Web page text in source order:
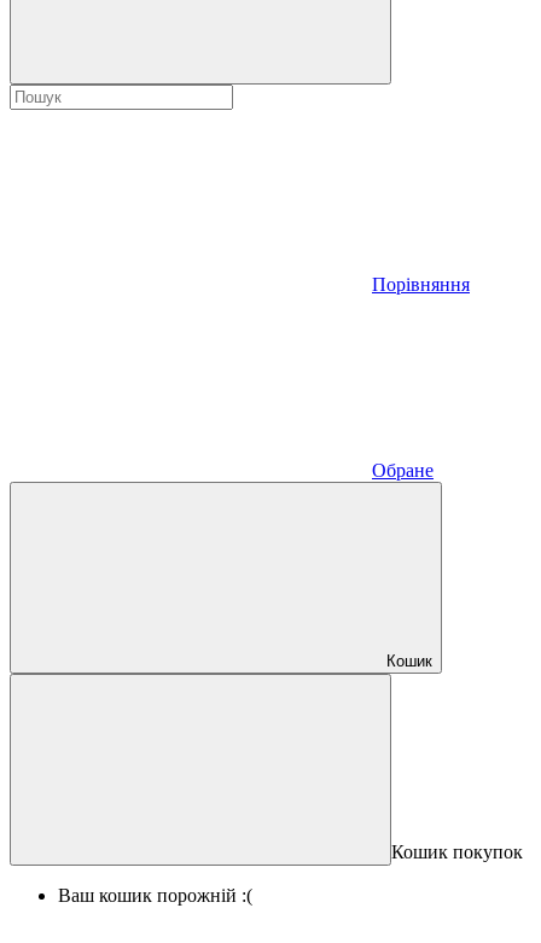
Порівняння
Обране
Кошик
Кошик покупок
Ваш кошик порожній :(